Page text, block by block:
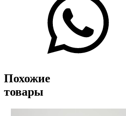
Похожие
товары